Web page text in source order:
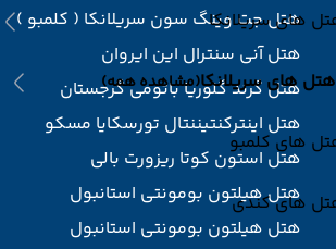
های سریلانکا
هتل های سریلانکا(مشاهده همه)
های کلمبو
های کندی
هتل جت وینگ سون سریلانکا ( کلمبو )
هتل آنی سنترال این ایروان
هتل گرند گلوریا باتومی گرجستان
هتل اینترکنتیننتال تورسکایا مسکو
هتل استون کوتا ریزورت بالی
هتل هیلتون بومونتی استانبول
هتل هیلتون بومونتی استانبول